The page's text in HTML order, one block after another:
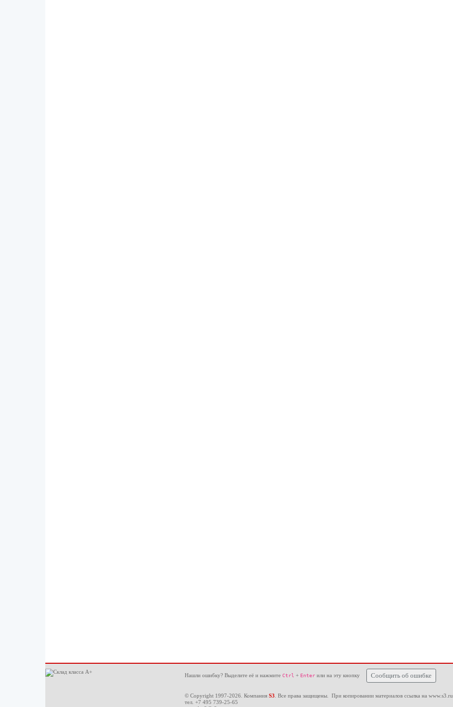
Нашли ошибку? Выделите её и нажмите Ctrl + Enterили на эту кнопку Сообщить об ошибке
© Copyright 1997-2026. Компания S3 . Все права защищены. При копировании материалов ссылка на www.s3.ru
тел. +7 495 739-25-65